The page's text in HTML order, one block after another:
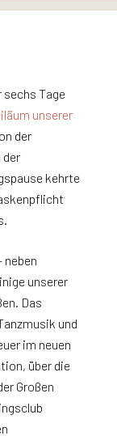
sechs Tage
unserer
der
der
kehrte
unserer
Das
und
im neuen
über die
Großen